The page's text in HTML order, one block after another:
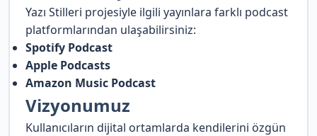
Yazı Stilleri projesiyle ilgili yayınlara farklı podcast
platformlarından ulaşabilirsiniz:
Spotify Podcast
Apple Podcasts
Amazon Music Podcast
Vizyonumuz
Kullanıcıların dijital ortamlarda kendilerini özgün